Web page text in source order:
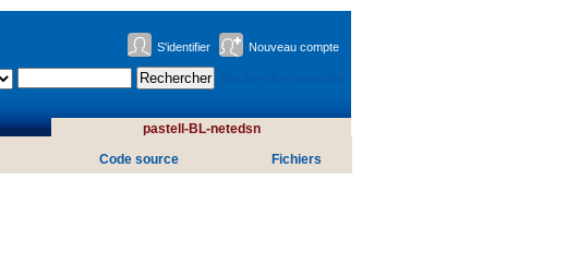
S'identifier Nouveau compte
pastell-BL-netedsn
Code source Fichiers